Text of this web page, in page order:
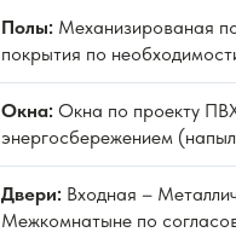
Полы: Механизированая
покрытия по
Окна: Окна по проекту
энергосбережением
Двери: Входная –
Межкомнатыне по